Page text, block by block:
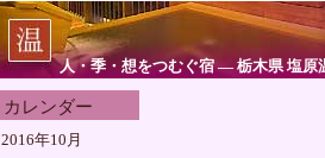
人・季・想をつむぐ宿 ― 栃木県 塩原
カレンダー
2016年10月